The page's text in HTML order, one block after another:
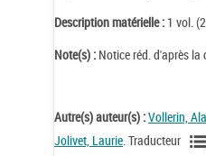
Description matérielle : 1 vol.
Note(s) : Notice réd. d'après la
Autre(s) auteur(s) :Vollerin,
Jolivet, Laurie. Traducteur